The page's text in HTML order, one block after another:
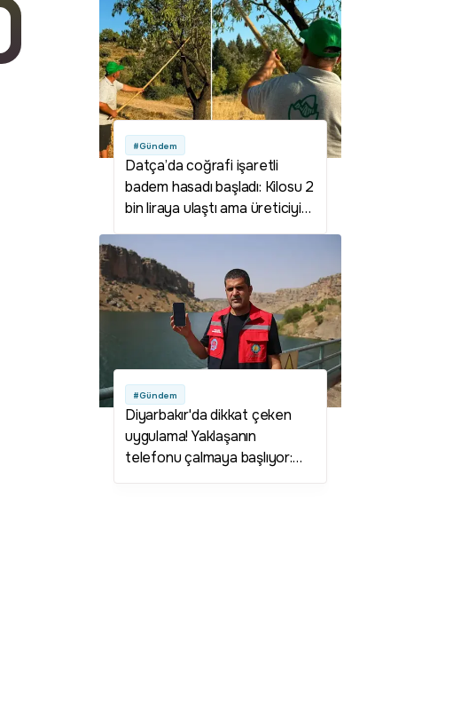
#Gündem
Datça’da coğrafi işaretli
badem hasadı başladı: Kilosu 2
bin liraya ulaştı ama üreticiyi
#Gündem
Diyarbakır'da dikkat çeken
uygulama! Yaklaşanın
telefonu çalmaya başlıyor: